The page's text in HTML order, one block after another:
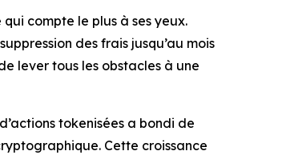
compte le plus à ses yeux.
des frais jusqu’au mois
lever tous les obstacles à une
tokenisées a bondi de
Cette croissance